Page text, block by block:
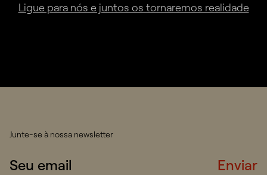
Ligue para nós e juntos os tornaremos realidade
Junte-se à nossa newsletter
Enviar